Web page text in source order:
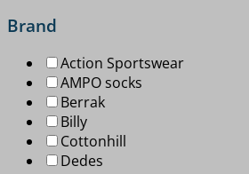
Brand
Action Sportswear
AMPO socks
Berrak
Billy
Cottonhill
Dedes